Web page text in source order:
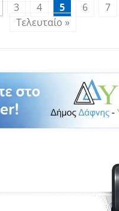
3 4 5 6 7
Τελευταίο »